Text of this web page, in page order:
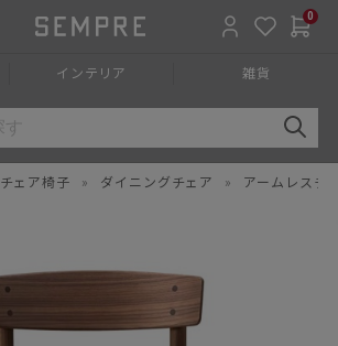
0
インテリア 雑貨
チェア椅子 » ダイニングチェア » アームレスチ